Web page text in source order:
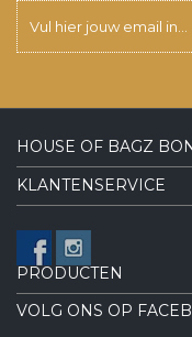
HOUSE OF BAGZ
KLANTENSERVICE
PRODUCTEN
VOLG ONS OP